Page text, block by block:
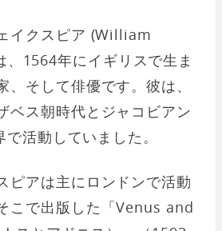
イクスピア (William
1564年にイギリスで生ま
、そして俳優です。彼は、
ベス朝時代とジャコビアン
活動していました。
ピアは主にロンドンで活動
こで出版した「Venus and